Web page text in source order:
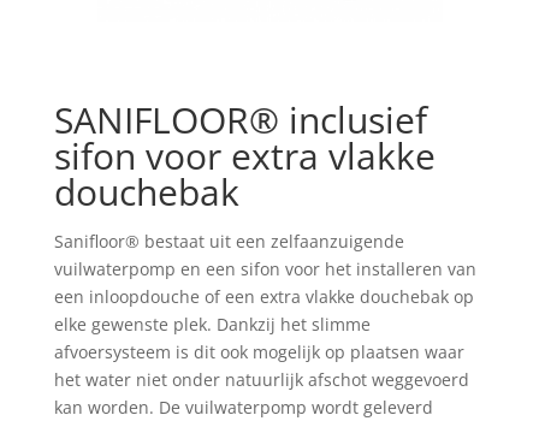
SANIFLOOR® inclusief
sifon voor extra vlakke
douchebak
Sanifloor® bestaat uit een zelfaanzuigende
vuilwaterpomp en een sifon voor het installeren van
een inloopdouche of een extra vlakke douchebak op
elke gewenste plek. Dankzij het slimme
afvoersysteem is dit ook mogelijk op plaatsen waar
het water niet onder natuurlijk afschot weggevoerd
kan worden. De vuilwaterpomp wordt geleverd